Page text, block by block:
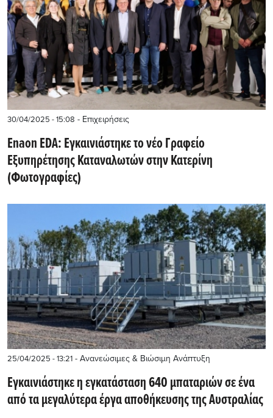
30/04/2025 - 15:08 - Επιχειρήσεις
Enaon EDA: Εγκαινιάστηκε το νέο Γραφείο
Εξυπηρέτησης Καταναλωτών στην Κατερίνη
(Φωτογραφίες)
25/04/2025 - 13:21 - Ανανεώσιμες & Βιώσιμη Ανάπτυξη
Εγκαινιάστηκε η εγκατάσταση 640 μπαταριών σε ένα
από τα μεγαλύτερα έργα αποθήκευσης της Αυστραλίας